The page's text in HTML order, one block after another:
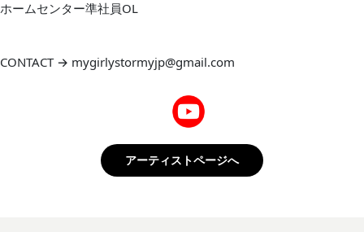
ホームセンター準社員OL
CONTACT → mygirlystormyjp@gmail.com
アーティストページへ